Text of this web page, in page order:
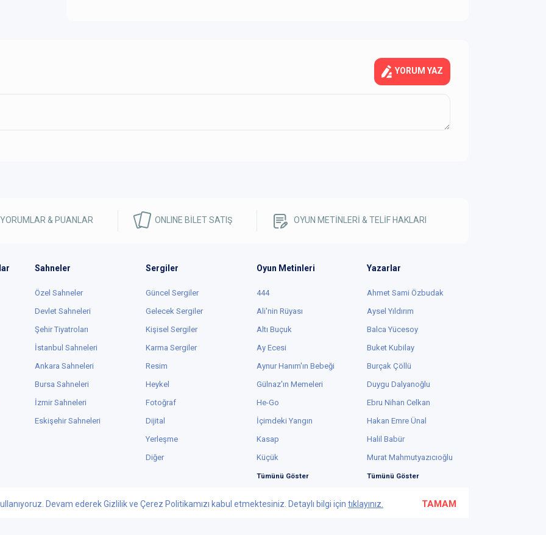
Devam ederek Gizlilik ve Çerez Politikamızı kabul etmektesiniz. Detaylı bilgi için tıklayınız. TAMAM
YORUM YAZ
& PUANLAR ONLINE BİLET SATIŞ OYUN METİNLERİ & TELİF HAKLARI
Sahneler
Özel Sahneler
Devlet Sahneleri
Şehir Tiyatroları
İstanbul Sahneleri
Ankara Sahneleri
Bursa Sahneleri
İzmir Sahneleri
Eskişehir Sahneleri
Sergiler
Güncel Sergiler
Gelecek Sergiler
Kişisel Sergiler
Karma Sergiler
Resim
Heykel
Fotoğraf
Dijital
Yerleşme
Diğer
Oyun Metinleri
444
Ali'nin Rüyası
Altı Buçuk
Ay Ecesi
Aynur Hanım'ın Bebeği
Gülnaz'ın Memeleri
He-Go
İçimdeki Yangın
Kasap
Küçük
Tümünü Göster
Yazarlar
Ahmet Sami Özbudak
Aysel Yıldırım
Balca Yücesoy
Buket Kubilay
Burçak Çöllü
Duygu Dalyanoğlu
Ebru Nihan Celkan
Hakan Emre Ünal
Halil Babür
Murat Mahmutyazıcıoğlu
Tümünü Göster